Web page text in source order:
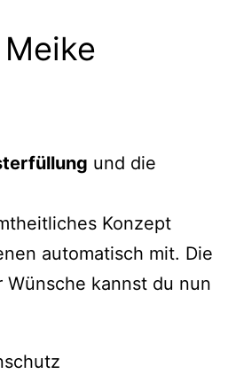
und die
Konzept
automatisch mit. Die
kannst du nun